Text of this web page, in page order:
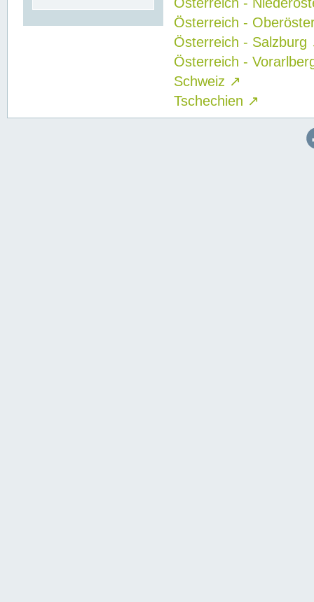
Österreich -
Österreich - Salzburg
Österreich -
Schweiz ↗
Tschechien ↗